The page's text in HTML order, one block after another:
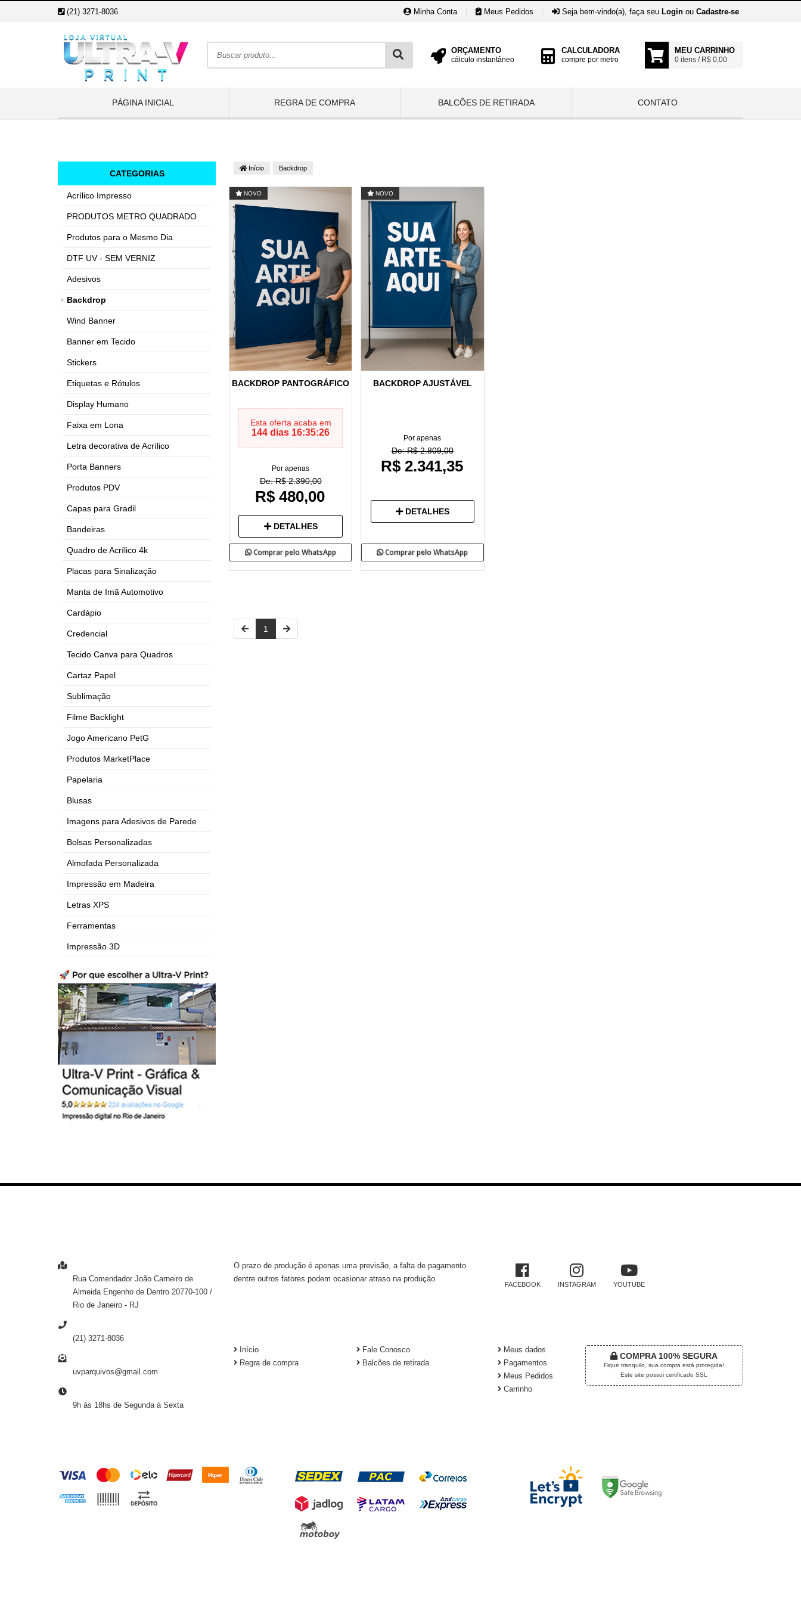
(21) 3271-8036 Minha Conta Meus Pedidos Seja bem-vindo(a), faça seu Login ou Cadastre-se
ORÇAMENTO
cálculo instantâneo
CALCULADORA
compre por metro
MEU CARRINHO
0 itens / R$ 0,00
PÁGINA INICIAL REGRA DE COMPRA BALCÕES DE RETIRADA CONTATO
CATEGORIAS
Acrílico Impresso
PRODUTOS METRO QUADRADO
Produtos para o Mesmo Dia
DTF UV - SEM VERNIZ
Adesivos
Backdrop
Wind Banner
Banner em Tecido
Stickers
Etiquetas e Rótulos
Display Humano
Faixa em Lona
Letra decorativa de Acrílico
Porta Banners
Produtos PDV
Capas para Gradil
Bandeiras
Quadro de Acrílico 4k
Placas para Sinalização
Manta de Imã Automotivo
Cardápio
Credencial
Tecido Canva para Quadros
Cartaz Papel
Sublimação
Filme Backlight
Jogo Americano PetG
Produtos MarketPlace
Papelaria
Blusas
Imagens para Adesivos de Parede
Bolsas Personalizadas
Almofada Personalizada
Impressão em Madeira
Letras XPS
Ferramentas
Impressão 3D
Início Backdrop
NOVO
BACKDROP PANTOGRÁFICO
Esta oferta acaba em
144 dias 16:35:25
Por apenas
De: R$ 2.390,00
R$ 480,00
DETALHES
Comprar pelo WhatsApp
NOVO
BACKDROP AJUSTÁVEL
Por apenas
De: R$ 2.809,00
R$ 2.341,35
DETALHES
Comprar pelo WhatsApp
1
Rua Comendador João Carneiro de
Almeida Engenho de Dentro 20770-100 /
Rio de Janeiro - RJ
(21) 3271-8036
uvparquivos@gmail.com
9h às 18hs de Segunda à Sexta
O prazo de produção é apenas uma previsão, a falta de pagamento
dentre outros fatores podem ocasionar atraso na produção
FACEBOOK INSTAGRAM YOUTUBE
Início
Fale Conosco
Regra de compra
Balcões de retirada
Meus dados
Pagamentos
Meus Pedidos
Carrinho
COMPRA 100% SEGURA
Fique tranquilo, sua compra está protegida!
Este site possui certificado SSL